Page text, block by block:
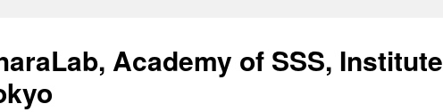
Academy of SSS, Institute